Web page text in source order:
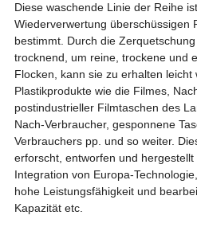
Diese waschende Linie der Reihe
Wiederverwertung überschüssigen
bestimmt. Durch die
trocknend, um reine, trockene und
Flocken, kann sie zu erhalten
Plastikprodukte wie die Filmes,
postindustrieller Filmtaschen des
Nach-Verbraucher, gesponnene
Verbrauchers pp. und so weiter.
erforscht, entworfen und
Integration von Europa-
hohe Leistungsfähigkeit und
Kapazität etc.